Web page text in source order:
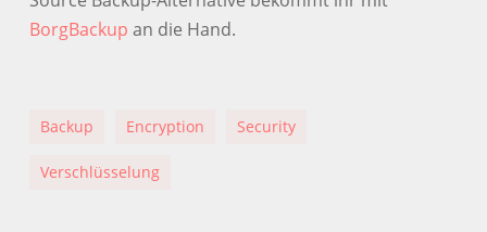
BorgBackup an die Hand.
Backup Encryption Security
Verschlüsselung